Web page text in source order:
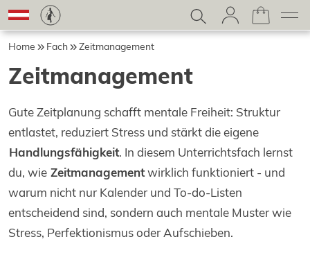
Home Fach Zeitmanagement
Zeitmanagement
Gute Zeitplanung schafft mentale Freiheit: Struktur
entlastet, reduziert Stress und stärkt die eigene
Handlungsfähigkeit. In diesem Unterrichtsfach lernst
du, wie Zeitmanagementwirklich funktioniert - und
warum nicht nur Kalender und To-do-Listen
entscheidend sind, sondern auch mentale Muster wie
Stress, Perfektionismus oder Aufschieben.